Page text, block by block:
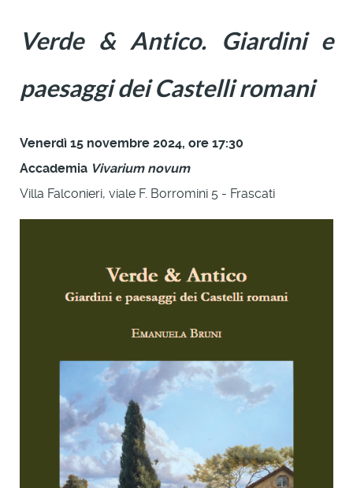
Verde & Antico. Giardini e
paesaggi dei Castelli romani
Venerdì 15 novembre 2024, ore 17:30
Accademia Vivarium novum
Villa Falconieri, viale F. Borromini 5 - Frascati